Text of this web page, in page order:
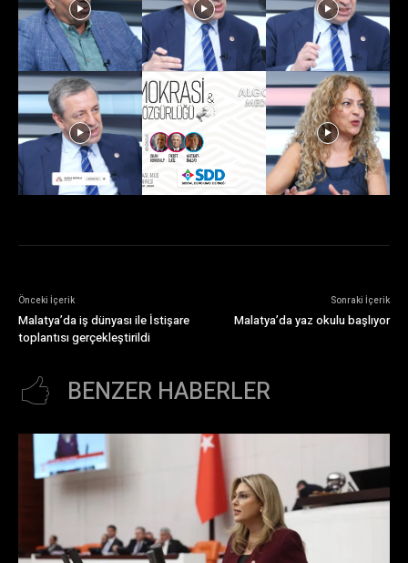
Önceki İçerik
Malatya’da iş dünyası ile İstişare
toplantısı gerçekleştirildi
Sonraki İçerik
Malatya’da yaz okulu başlıyor
BENZER HABERLER